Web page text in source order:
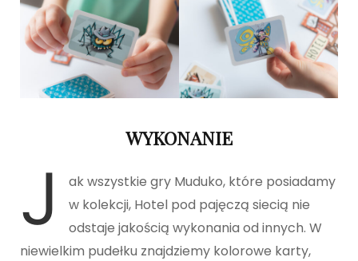
WYKONANIE
J
ak wszystkie gry Muduko, które posiadamy
w kolekcji, Hotel pod pajęczą siecią nie
odstaje jakością wykonania od innych. W
niewielkim pudełku znajdziemy kolorowe karty,